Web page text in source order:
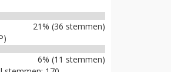
21% (36 stemmen)
6% (11 stemmen)